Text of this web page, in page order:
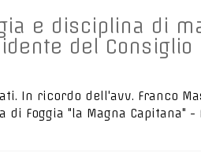
e disciplina di
del
In ricordo dell'avv. Franco
Foggia "la Magna Capitana"